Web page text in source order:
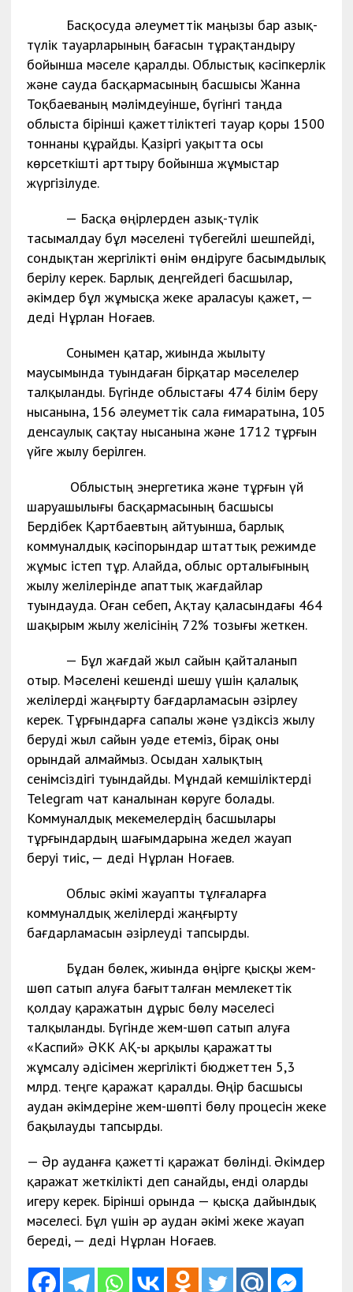
Басқосуда әлеуметтік маңызы бар азық-
түлік тауарларының бағасын тұрақтандыру
бойынша мәселе қаралды. Облыстық кәсіпкерлік
және сауда басқармасының басшысы Жанна
Тоқбаеваның мәлімдеуінше, бүгінгі таңда
облыста бірінші қажеттіліктегі тауар қоры 1500
тоннаны құрайды. Қазіргі уақытта осы
көрсеткішті арттыру бойынша жұмыстар
жүргізілуде.
— Басқа өңірлерден азық-түлік
тасымалдау бұл мәселені түбегейлі шешпейді,
сондықтан жергілікті өнім өндіруге басымдылық
берілу керек. Барлық деңгейдегі басшылар,
әкімдер бұл жұмысқа жеке араласуы қажет, —
деді Нұрлан Ноғаев.
Сонымен қатар, жиында жылыту
маусымында туындаған бірқатар мәселелер
талқыланды. Бүгінде облыстағы 474 білім беру
нысанына, 156 әлеуметтік сала ғимаратына, 105
денсаулық сақтау нысанына және 1712 тұрғын
үйге жылу берілген.
Облыстың энергетика және тұрғын үй
шаруашылығы басқармасының басшысы
Бердібек Қартбаевтың айтуынша, барлық
коммуналдық кәсіпорындар штаттық режимде
жұмыс істеп тұр. Алайда, облыс орталығының
жылу желілерінде апаттық жағдайлар
туындауда. Оған себеп, Ақтау қаласындағы 464
шақырым жылу желісінің 72% тозығы жеткен.
— Бұл жағдай жыл сайын қайталанып
отыр. Мәселені кешенді шешу үшін қалалық
желілерді жаңғырту бағдарламасын әзірлеу
керек. Тұрғындарға сапалы және үздіксіз жылу
беруді жыл сайын уәде етеміз, бірақ оны
орындай алмаймыз. Осыдан халықтың
сенімсіздігі туындайды. Мұндай кемшіліктерді
Telegram чат каналынан көруге болады.
Коммуналдық мекемелердің басшылары
тұрғындардың шағымдарына жедел жауап
беруі тиіс, — деді Нұрлан Ноғаев.
Облыс әкімі жауапты тұлғаларға
коммуналдық желілерді жаңғырту
бағдарламасын әзірлеуді тапсырды.
Бұдан бөлек, жиында өңірге қысқы жем-
шөп сатып алуға бағытталған мемлекеттік
қолдау қаражатын дұрыс бөлу мәселесі
талқыланды. Бүгінде жем-шөп сатып алуға
«Каспий» ӘКК АҚ-ы арқылы қаражатты
жұмсалу әдісімен жергілікті бюджеттен 5,3
млрд. теңге қаражат қаралды. Өңір басшысы
аудан әкімдеріне жем-шөпті бөлу процесін жеке
бақылауды тапсырды.
— Әр ауданға қажетті қаражат бөлінді. Әкімдер
қаражат жеткілікті деп санайды, енді оларды
игеру керек. Бірінші орында — қысқа дайындық
мәселесі. Бұл үшін әр аудан әкімі жеке жауап
береді, — деді Нұрлан Ноғаев.